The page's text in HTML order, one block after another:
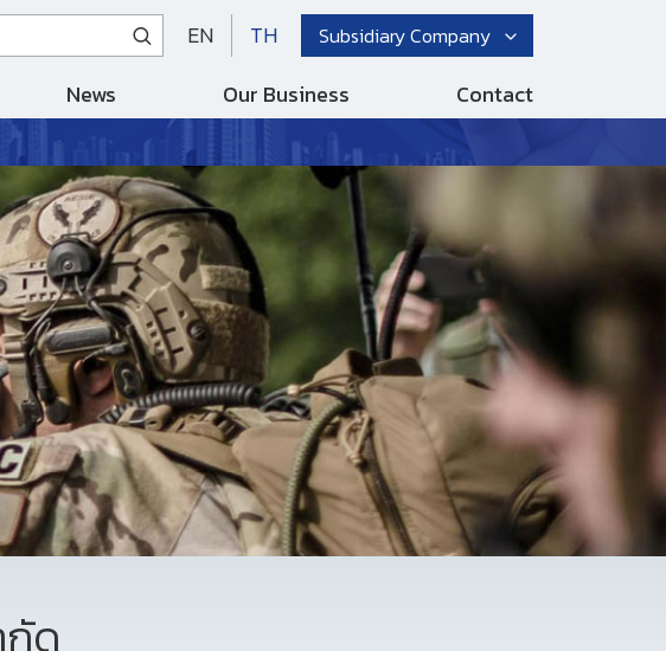
EN TH Subsidiary Company
News Our Business Contact
ด